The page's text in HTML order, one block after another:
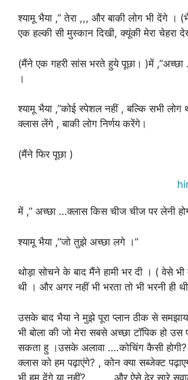
श्यामू भैया ,” तेरा ,,, और बाकी लोग भी देंगे ।
एक हल्की सी मुस्कान दिखी, क्यूंकी मेरा चेहरा
(मैंने एक गहरी सांस भरते हुये पूछा। )में
।
श्यामू भैया ,”कोई स्पेशल नहीं , बल्कि सभी लोग
क्लास लेंगे , बाकी लोग निर्णय करेंगे।
(मैंने फिर पूछा )
में ,” अच्छा …क्लास किस चीज चीज पर लेनी
श्यामू भैया ,”जो तुझे अच्छा लगे ।”
थोड़ा सोचने के बाद मैंने हामी भर दी । ( वेसे भी
थी । और अगर नहीं भी भरता तो भी भरनी ही
उसके बाद भैया ने मुझे पूरा प्लान ठीक से
भी बोला की जो मेरा सबसे अच्छा टॉपिक हो
सकता हु ।उसके अलावा ….कोचिंग कैसी
क्लास को हम पढ़ाएंगे? , कोन क्या सब्जेक्ट
भी हम देंगे या नहीं?, ……. और ऐसे ढेर सारे